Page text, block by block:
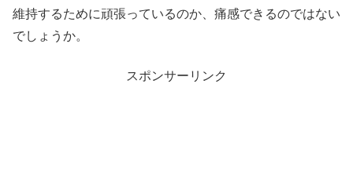
維持するために頑張っているのか、痛感できるのではない
でしょうか。
スポンサーリンク